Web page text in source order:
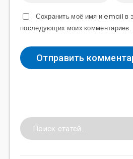
Сохранить моё имя и email в
последующих моих комментариев.